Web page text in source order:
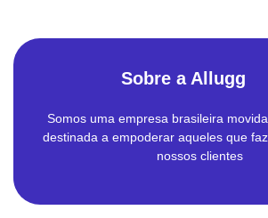
Sobre a Allugg
Somos uma empresa brasileira
destinada a empoderar aqueles que
nossos clientes